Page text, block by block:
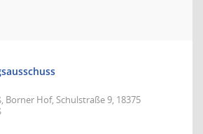
Borner Hof, Schulstraße 9, 18375